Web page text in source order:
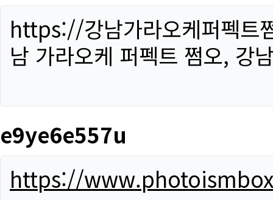
https://강남가라오케퍼펙트
남 가라오케 퍼펙트 쩜오, 강
e9ye6e557u
https://